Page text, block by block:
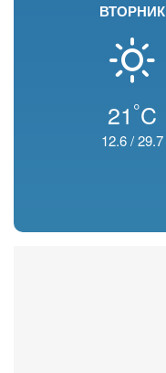
ВТОРНИК
21 °C
12.6/29.7